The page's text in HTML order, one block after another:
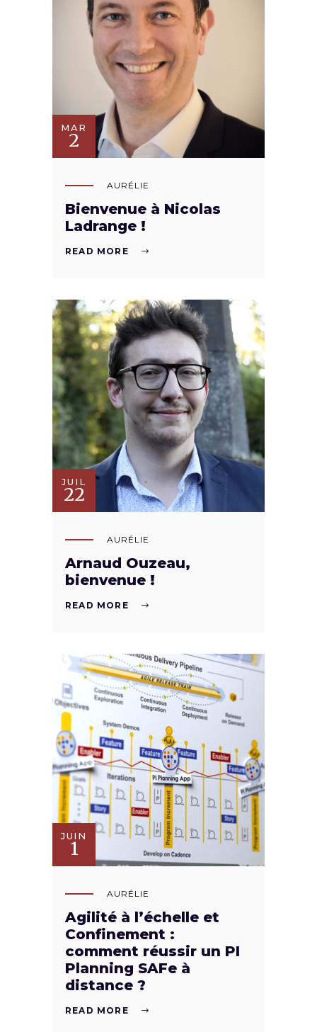
MAR
2
AURÉLIE
Bienvenue à Nicolas
Ladrange !
READ MORE
JUIL
22
AURÉLIE
Arnaud Ouzeau,
bienvenue !
READ MORE
JUIN
1
AURÉLIE
Agilité à l’échelle et
Confinement :
comment réussir un PI
Planning SAFe à
distance ?
READ MORE